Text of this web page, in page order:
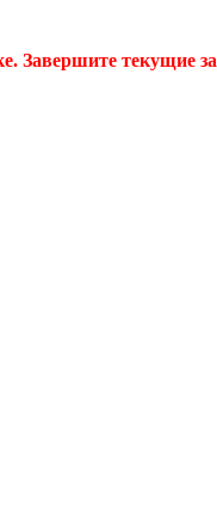
Завершите текущие